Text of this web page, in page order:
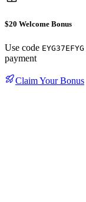
$20 Welcome Bonus
Use code EYG37EFYG
payment
Claim Your Bonus